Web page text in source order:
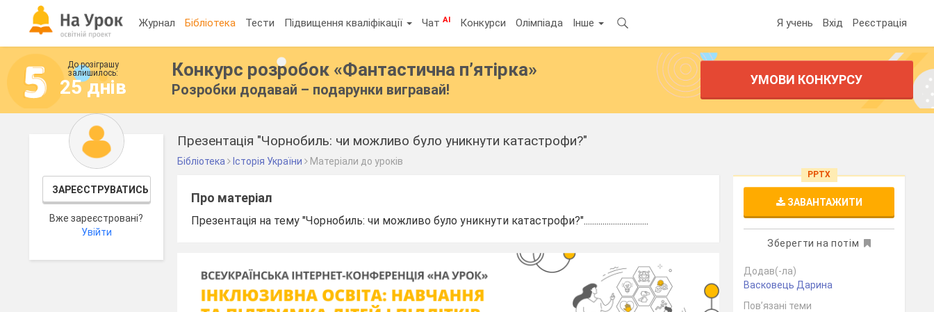
Журнал Бібліотека Тести Підвищення кваліфікації ЧатAI Конкурси Олімпіада Інше Я учень Вхід Реєстрація
До розіграшу
залишилось:
25 днів
Конкурс розробок «Фантастична п’ятірка»
Розробки додавай – подарунки вигравай!
УМОВИ КОНКУРСУ
ЗАРЕЄСТРУВАТИСЬ
Вже зареєстровані?
Увійти
Презентація "Чорнобиль: чи можливо було уникнути катастрофи?"
Бібліотека Історія України Матеріали до уроків
Про матеріал
Презентація на тему "Чорнобиль: чи можливо було уникнути катастрофи?"...............................
PPTX
ЗАВАНТАЖИТИ
Зберегти на потім
Додав(-ла)
Васковець Дарина
Пов’язані теми